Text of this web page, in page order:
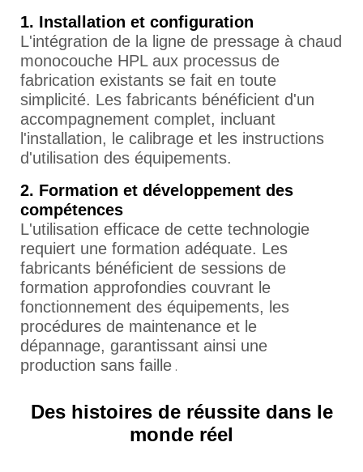
1. Installation et configuration
L'intégration de la ligne de pressage à chaud
monocouche HPL aux processus de
fabrication existants se fait en toute
simplicité. Les fabricants bénéficient d'un
accompagnement complet, incluant
l'installation, le calibrage et les instructions
d'utilisation des équipements.
2. Formation et développement des
compétences
L'utilisation efficace de cette technologie
requiert une formation adéquate. Les
fabricants bénéficient de sessions de
formation approfondies couvrant le
fonctionnement des équipements, les
procédures de maintenance et le
dépannage, garantissant ainsi une
production sans faille .
Des histoires de réussite dans le
monde réel